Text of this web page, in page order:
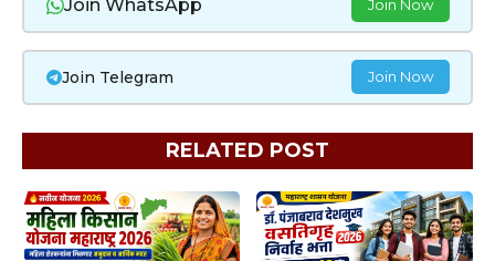
Join WhatsApp Join Now
Join Telegram Join Now
RELATED POST